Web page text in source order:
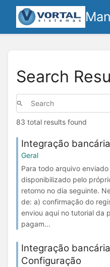
Search
83 total results found
Integração
Geral
Para todo arquivo
disponibilizado pelo
retorno no dia seguinte.
de: a) confirmação do
enviou aqui no tutorial da
pagam...
Integração
Configuração